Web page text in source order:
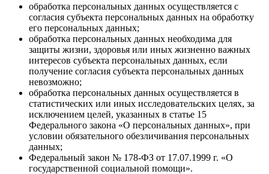
обработка персональных данных осуществляется с
согласия субъекта персональных данных на обработку
его персональных данных;
обработка персональных данных необходима для
защиты жизни, здоровья или иных жизненно важных
интересов субъекта персональных данных, если
получение согласия субъекта персональных данных
невозможно;
обработка персональных данных осуществляется в
статистических или иных исследовательских целях, за
исключением целей, указанных в статье 15
Федерального закона «О персональных данных», при
условии обязательного обезличивания персональных
данных;
Федеральный закон № 178-ФЗ от 17.07.1999 г. «О
государственной социальной помощи».